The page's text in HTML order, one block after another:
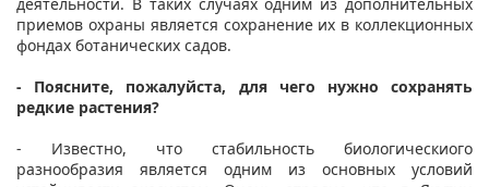
приемов охраны является сохранение их в коллекционных
фондах ботанических садов.
- Поясните, пожалуйста, для чего нужно сохранять
редкие растения?
- Известно, что стабильность биологическиого
разнообразия является одним из основных условий